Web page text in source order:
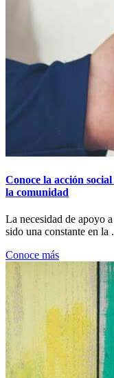
Conoce la acción
la comunidad
La necesidad de apoyo
sido una constante en la
Conoce más